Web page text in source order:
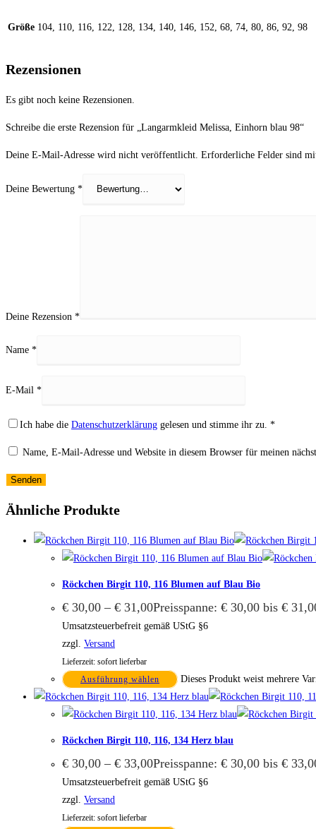
Größe 104, 110, 116, 122, 128, 134, 140, 146, 152, 68, 74, 80, 86, 92, 98
Rezensionen
Es gibt noch keine Rezensionen.
Schreibe die erste Rezension für „Langarmkleid Melissa, Einhorn blau 98“
Deine E-Mail-Adresse wird nicht veröffentlicht. Erforderliche Felder sind
Deine Bewertung *
Deine Rezension *
Name *
E-Mail *
Ich habe die Datenschutzerklärung gelesen und stimme ihr zu. *
Name, E-Mail-Adresse und Website in diesem Browser für meinen
Ähnliche Produkte
Röckchen Birgit 110, 116 Blumen auf Blau Bio
€ 30,00 – € 31,00Preisspanne: € 30,00 bis €
Umsatzsteuerbefreit gemäß UStG §6
zzgl. Versand
Lieferzeit: sofort lieferbar
Ausführung wählen Dieses Produkt weist mehrere
Röckchen Birgit 110, 116, 134 Herz blau
€ 30,00 – € 33,00Preisspanne: € 30,00 bis €
Umsatzsteuerbefreit gemäß UStG §6
zzgl. Versand
Lieferzeit: sofort lieferbar